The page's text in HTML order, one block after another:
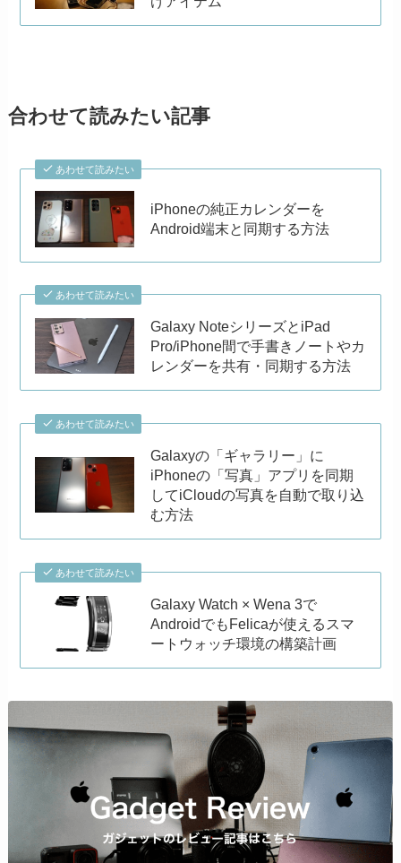
合わせて読みたい記事
あわせて読みたい
iPhoneの純正カレンダーを
Android端末と同期する方法
あわせて読みたい
Galaxy NoteシリーズとiPad
Pro/iPhone間で手書きノートやカ
レンダーを共有・同期する方法
あわせて読みたい
Galaxyの「ギャラリー」に
iPhoneの「写真」アプリを同期
してiCloudの写真を自動で取り込
む方法
あわせて読みたい
Galaxy Watch × Wena 3で
AndroidでもFelicaが使えるスマ
ートウォッチ環境の構築計画